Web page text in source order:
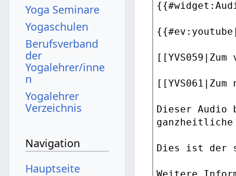
Yoga Seminare
Yogaschulen
Berufsverband
der
Yogalehrer/inne
n
Yogalehrer
Verzeichnis
Navigation
Hauptseite